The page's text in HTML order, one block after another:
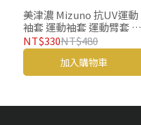
美津濃 Mizuno 抗UV運動
袖套 運動袖套 運動臂套 涼
感袖套 機能袖套 防曬袖套
抗曬袖套 袖套
NT$330NT$480
加入購物車